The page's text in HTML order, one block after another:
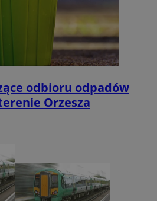
odbioru odpadów
Orzesza